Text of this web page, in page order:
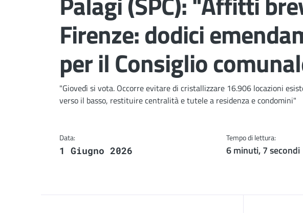
Firenze: dodici
per il Consiglio
Dettagli
"Giovedì si vota. Occorre evitare di cristallizzare 16.906 locazioni
verso il basso, restituire centralità e tutele a residenza e condomini"
Data:
1 Giugno 2026
Tempo di lettura:
6 minuti, 7 secondi